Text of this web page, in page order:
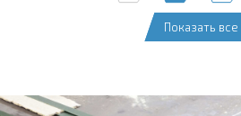
Показать все